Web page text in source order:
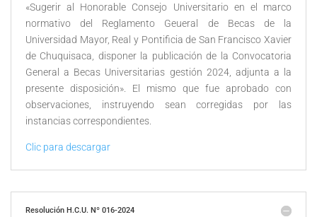
«Sugerir al Honorable Consejo Universitario en el marco
normativo del Reglamento Geueral de Becas de la
Universidad Mayor, Real y Pontificia de San Francisco Xavier
de Chuquisaca, disponer la publicación de la Convocatoria
General a Becas Universitarias gestión 2024, adjunta a la
presente disposición». El mismo que fue aprobado con
observaciones, instruyendo sean corregidas por las
instancias correspondientes.
Clic para descargar
Resolución H.C.U. Nº 016-2024